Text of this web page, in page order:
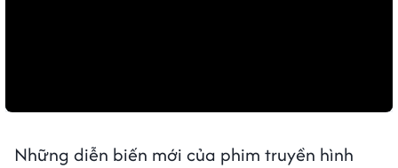
Những diễn biến mới của phim truyền hình